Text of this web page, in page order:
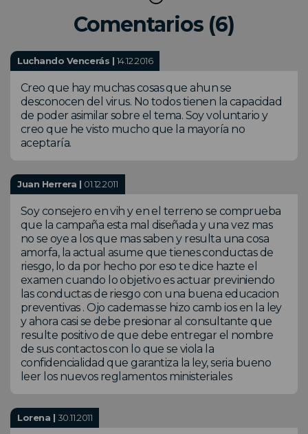
Comentarios (6)
Luchando Vencerás | 14.12.2016
Creo que hay muchas cosas que ahun se
desconocen del virus. No todos tienen la capacidad
de poder asimilar sobre el tema. Soy voluntario y
creo que he visto mucho que la mayoría no
aceptaría.
Juan Herrera | 01.12.2011
Soy consejero en vih y en el terreno se comprueba
que la campaña esta mal diseñada y una vez mas
no se oye a los que mas saben y resulta una cosa
amorfa, la actual asume que tienes conductas de
riesgo, lo da por hecho por eso te dice hazte el
examen cuando lo objetivo es actuar previniendo
las conductas de riesgo con una buena educacion
preventivas . Ojo cademas se hizo camb ios en la ley
y ahora casi se debe presionar al consultante que
resulte positivo de que debe entregar el nombre
de sus contactos con lo que se viola la
confidencialidad que garantiza la ley, seria bueno
leer los nuevos reglamentos ministeriales
Lorena | 30.11.2011